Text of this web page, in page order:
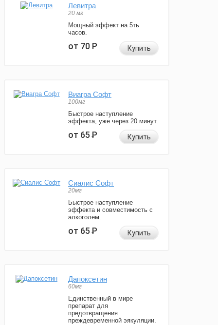
Левитра
20 мг
Мощный эффект на 5ть
часов.
от 70Р Купить
Виагра Софт
100мг
Быстрое наступление
эффекта, уже через 20 минут.
от 65Р Купить
Сиалис Софт
20мг
Быстрое наступление
эффекта и совместимость с
алкоголем.
от 65Р Купить
Дапоксетин
60мг
Единственный в мире
препарат для
предотвращения
преждевременной эякуляции.